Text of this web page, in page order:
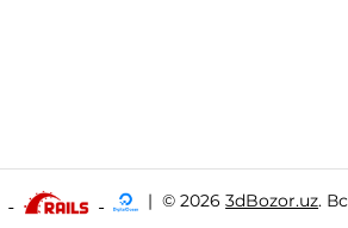
| © 20263dBozor.uz.